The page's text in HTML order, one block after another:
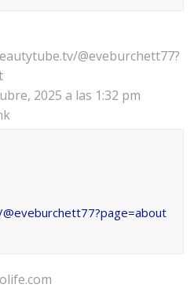
@eveburchett77?
2025 a las 1:32 pm